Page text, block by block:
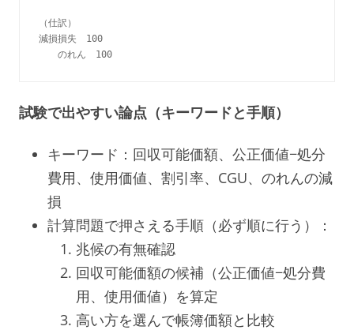
（仕訳）
減損損失　100
試験で出やすい論点（キーワードと手順）
キーワード：回収可能価額、公正価値−処分
費用、使用価値、割引率、CGU、のれんの減
損
計算問題で押さえる手順（必ず順に行う）：
兆候の有無確認
回収可能価額の候補（公正価値−処分費
用、使用価値）を算定
高い方を選んで帳簿価額と比較